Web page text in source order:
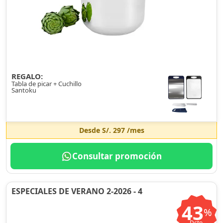
REGALO:
Tabla de picar + Cuchillo
Santoku
Desde S/. 297/mes
Consultar promoción
ESPECIALES DE VERANO 2-2026 - 4
43%